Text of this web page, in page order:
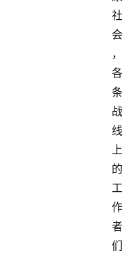
社
会
，
各
条
战
线
上
的
工
作
者
们